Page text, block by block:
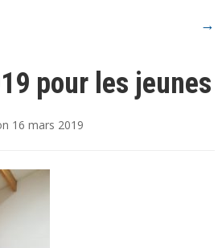
→
pour les jeunes
16 mars 2019